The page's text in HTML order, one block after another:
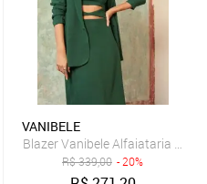
VANIBELE
Blazer Vanibele Alfaiataria
R$339,00 - 20%